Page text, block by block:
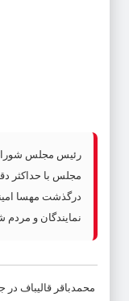
رئیس مجلس
مجلس با حداکثر
درگذشت مهسا
نمایندگان و مردم
محمدباقر قالیباف